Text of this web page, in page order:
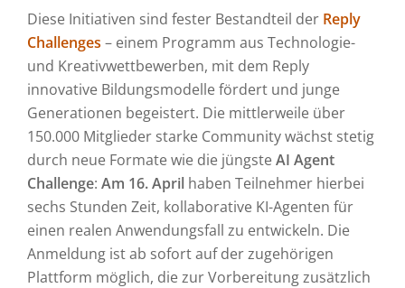
Diese Initiativen sind fester Bestandteil der Reply
Challenges – einem Programm aus Technologie-
und Kreativwettbewerben, mit dem Reply
innovative Bildungsmodelle fördert und junge
Generationen begeistert. Die mittlerweile über
150.000 Mitglieder starke Community wächst stetig
durch neue Formate wie die jüngsteAI Agent
Challenge: Am 16. April haben Teilnehmer hierbei
sechs Stunden Zeit, kollaborative KI-Agenten für
einen realen Anwendungsfall zu entwickeln. Die
Anmeldung ist ab sofort auf der zugehörigen
Plattform möglich, die zur Vorbereitung zusätzlich